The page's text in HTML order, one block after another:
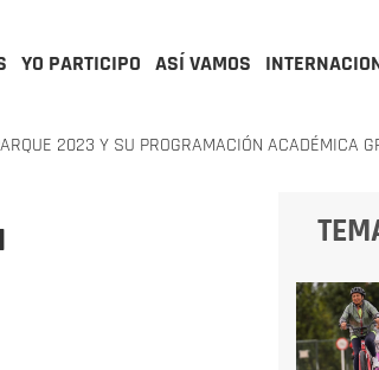
YO PARTICIPO ASÍ VAMOS
2023 Y SU PROGRAMACIÓN ACADÉMICA